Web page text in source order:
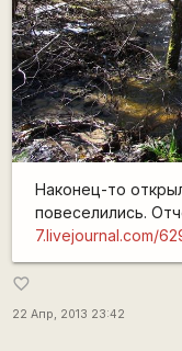
Наконец-то
повеселились.
7.livejournal.com/
favorite_border
22 Апр, 2013 23:42